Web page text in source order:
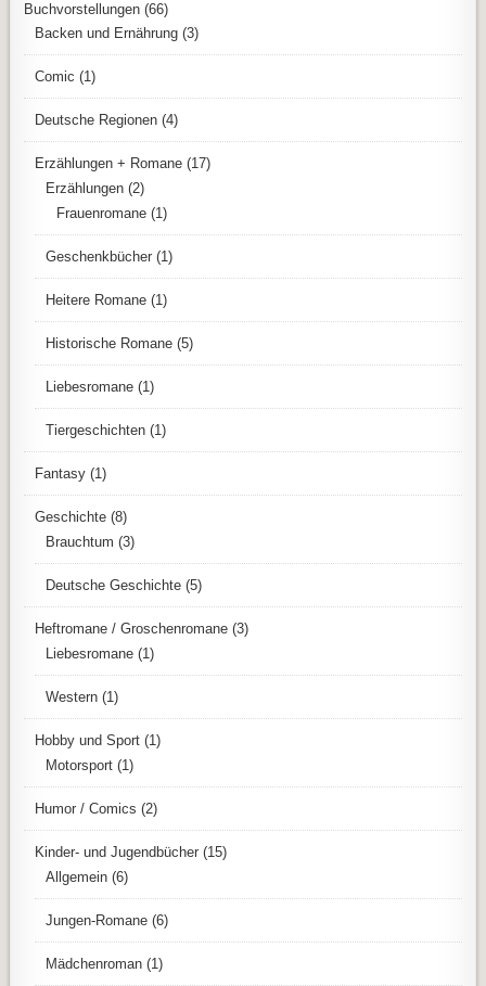
Buchvorstellungen (66)
Backen und Ernährung (3)
Comic (1)
Deutsche Regionen (4)
Erzählungen + Romane (17)
Erzählungen (2)
Frauenromane (1)
Geschenkbücher (1)
Heitere Romane (1)
Historische Romane (5)
Liebesromane (1)
Tiergeschichten (1)
Fantasy (1)
Geschichte (8)
Brauchtum (3)
Deutsche Geschichte (5)
Heftromane / Groschenromane (3)
Liebesromane (1)
Western (1)
Hobby und Sport (1)
Motorsport (1)
Humor / Comics (2)
Kinder- und Jugendbücher (15)
Allgemein (6)
Jungen-Romane (6)
Mädchenroman (1)